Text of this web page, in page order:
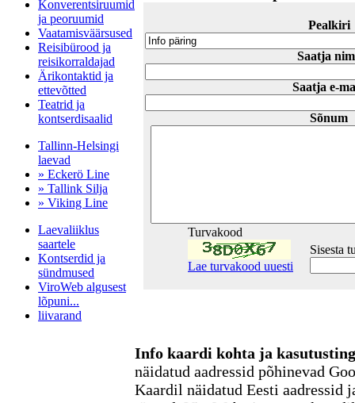
Konverentsiruumid
ja peoruumid
Vaatamisväärsused
Reisibürood ja
reisikorraldajad
Ärikontaktid ja
ettevõtted
Teatrid ja
kontserdisaalid
Tallinn-Helsingi
laevad
» Eckerö Line
» Tallink Silja
» Viking Line
Laevaliiklus
saartele
Kontserdid ja
sündmused
ViroWeb algusest
lõpuni...
liivarand
Pealkiri
Saatja
Saatja e-
Sõnum
Turvakood
Lae turvakood uuesti
Sisesta
Info kaardi kohta ja
näidatud aadressid põhinevad
Kaardil näidatud Eesti aadressid